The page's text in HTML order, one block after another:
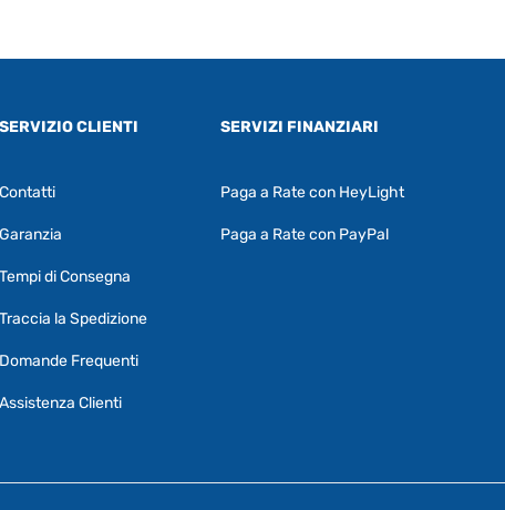
SERVIZIO CLIENTI
Contatti
Garanzia
Tempi di Consegna
Traccia la Spedizione
Domande Frequenti
Assistenza Clienti
SERVIZI FINANZIARI
Paga a Rate con HeyLight
Paga a Rate con PayPal
RF Assist
Puoi chiedermi informazioni generali o
specifiche su certi prodotti.
prodotto